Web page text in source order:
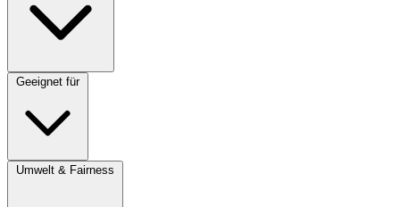
Geeignet für
Umwelt & Fairness